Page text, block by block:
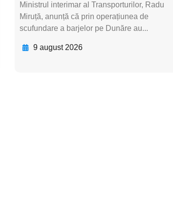
Ministrul interimar al Transporturilor, Radu
Miruță, anunță că prin operațiunea de
scufundare a barjelor pe Dunăre au...
9 august 2026